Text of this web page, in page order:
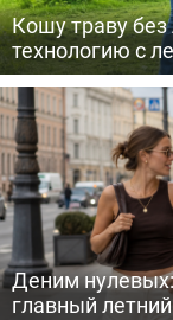
Кошу траву
технологию с
Деним
главный